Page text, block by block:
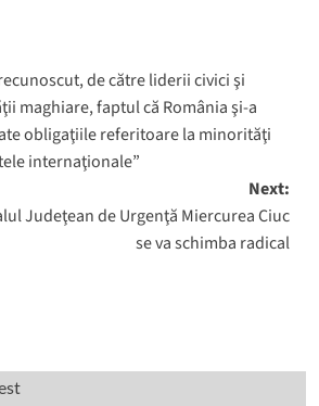
de către liderii civici şi
maghiare, faptul că România şi-a
obligaţiile referitoare la minorităţi
internaţionale”
Next:
Judeţean de Urgenţă Miercurea Ciuc
se va schimba radical